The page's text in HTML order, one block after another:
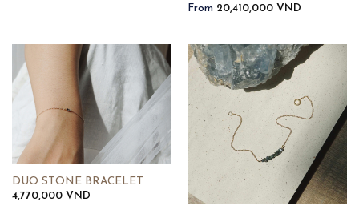
From 20,410,000 VND
DUO STONE BRACELET
4,770,000 VND